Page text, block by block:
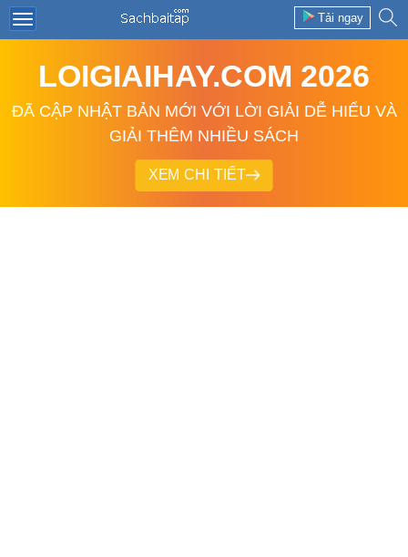
Tải ngay
LOIGIAIHAY.COM 2026
ĐÃ CẬP NHẬT BẢN MỚI VỚI LỜI GIẢI DỄ HIỂU VÀ
GIẢI THÊM NHIỀU SÁCH
XEM CHI TIẾT